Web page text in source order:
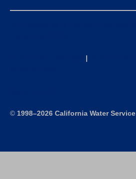
|
© 1998–2026 California Water Service